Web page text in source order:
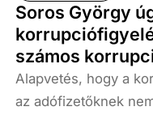
Soros György
számos
Alapvetés, hogy a
az adófizetőknek